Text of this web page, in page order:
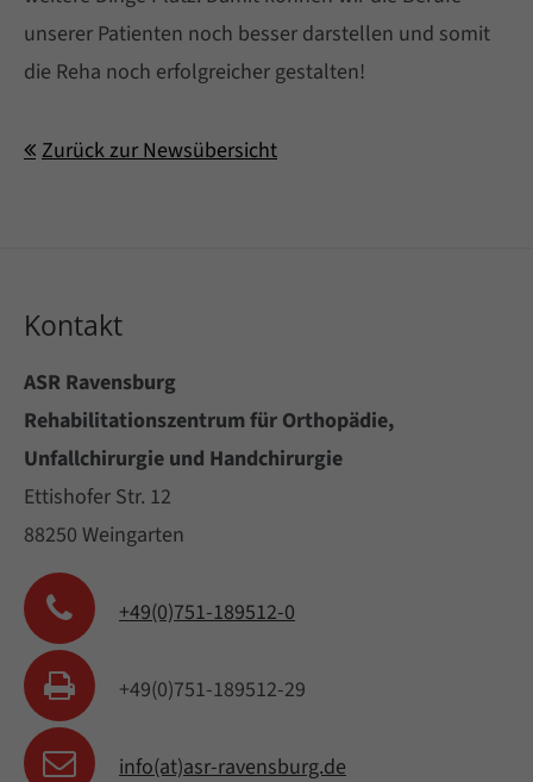
Cybersteel Inc.
376-293 City Road, Suite 600
Drop us a line
info@yourdomain.com
About us
adipiscing elit.
Aenean commodo ligula eget dolor. Aenean
massa. Cum sociis natoque penatibus et
magnis dis parturient montes, nascetur
ridiculus mus. Donec quam felis, ultricies nec.
unserer Patienten noch besser darstellen und somit
die Reha noch erfolgreicher gestalten!
Zurück zur Newsübersicht
Kontakt
ASR Ravensburg
Rehabilitationszentrum für Orthopädie,
Unfallchirurgie und Handchirurgie
Ettishofer Str. 12
88250 Weingarten
+49(0)751-189512-0
+49(0)751-189512-29
info(at)asr-ravensburg.de